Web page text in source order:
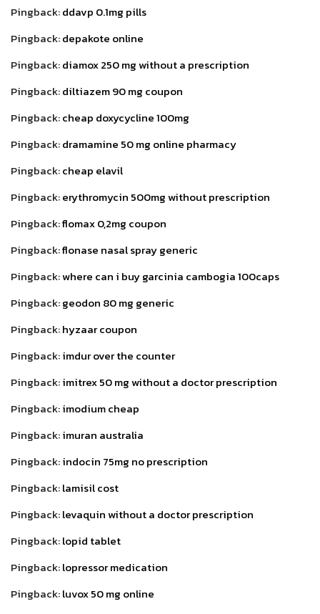
Pingback:ddavp 0.1mg pills
Pingback:depakote online
Pingback:diamox 250 mg without a prescription
Pingback:diltiazem 90 mg coupon
Pingback:cheap doxycycline 100mg
Pingback:dramamine 50 mg online pharmacy
Pingback:cheap elavil
Pingback:erythromycin 500mg without prescription
Pingback:flomax 0,2mg coupon
Pingback:flonase nasal spray generic
Pingback:where can i buy garcinia cambogia 100caps
Pingback:geodon 80 mg generic
Pingback:hyzaar coupon
Pingback:imdur over the counter
Pingback:imitrex 50 mg without a doctor prescription
Pingback:imodium cheap
Pingback:imuran australia
Pingback:indocin 75mg no prescription
Pingback:lamisil cost
Pingback:levaquin without a doctor prescription
Pingback:lopid tablet
Pingback:lopressor medication
Pingback:luvox 50 mg online